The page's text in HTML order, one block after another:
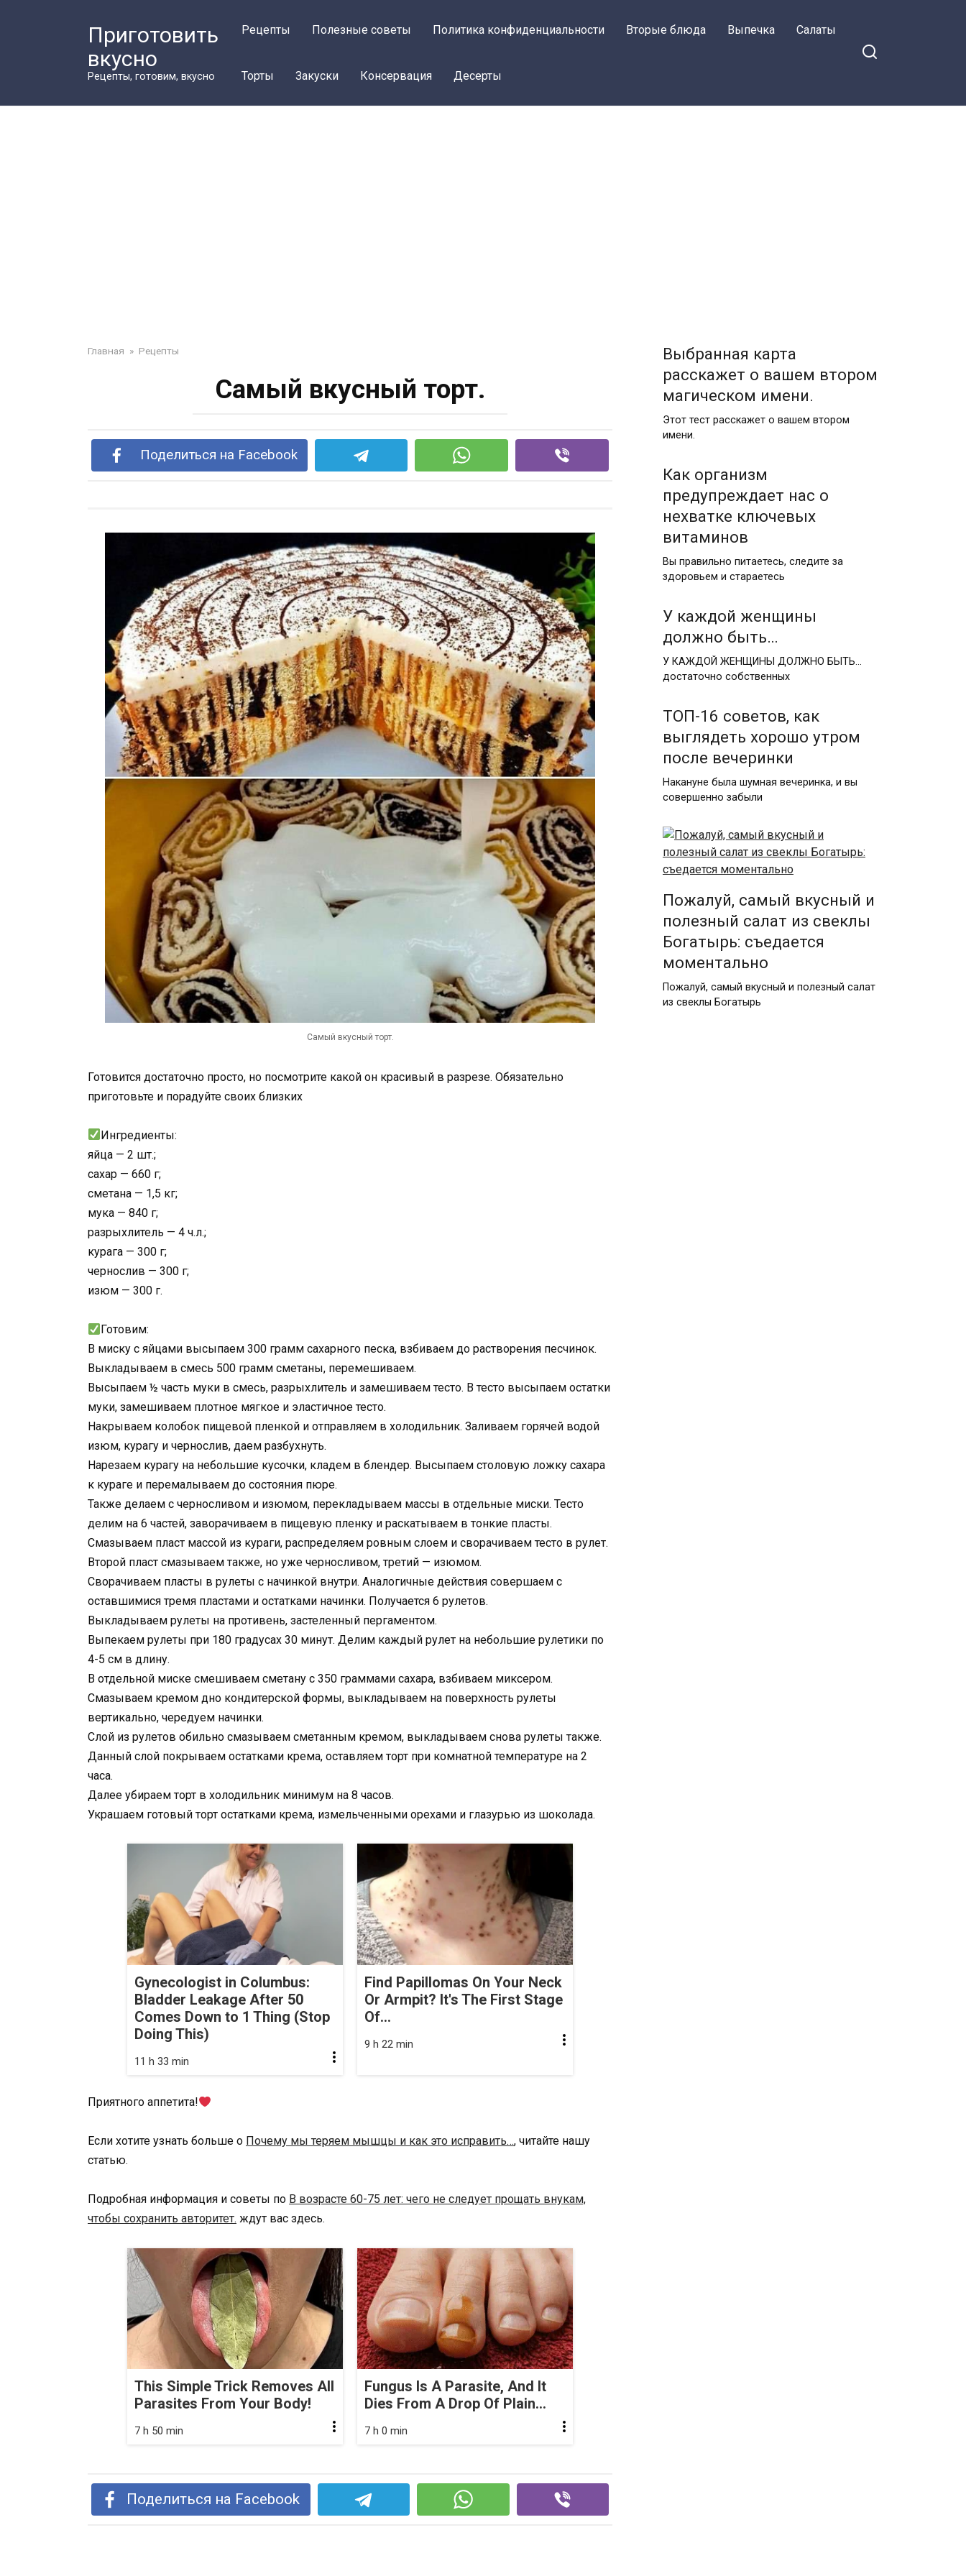
Приготовить
вкусно
Рецепты, готовим, вкусно
Рецепты Полезные советы Политика конфиденциальности Вторые блюда Выпечка Салаты
Торты Закуски Консервация Десерты
Главная » Рецепты
Самый вкусный торт.
Поделиться на Facebook
Самый вкусный торт.
Готовится достаточно просто, но посмотрите какой он красивый в разрезе. Обязательно
приготовьте и порадуйте своих близких
Ингредиенты:
яйца — 2 шт.;
сахар — 660 г;
сметана — 1,5 кг;
мука — 840 г;
разрыхлитель — 4 ч.л.;
курага — 300 г;
чернослив — 300 г;
изюм — 300 г.
Готовим:
В миску с яйцами высыпаем 300 грамм сахарного песка, взбиваем до растворения песчинок.
Выкладываем в смесь 500 грамм сметаны, перемешиваем.
Высыпаем ½ часть муки в смесь, разрыхлитель и замешиваем тесто. В тесто высыпаем остатки
муки, замешиваем плотное мягкое и эластичное тесто.
Накрываем колобок пищевой пленкой и отправляем в холодильник. Заливаем горячей водой
изюм, курагу и чернослив, даем разбухнуть.
Нарезаем курагу на небольшие кусочки, кладем в блендер. Высыпаем столовую ложку сахара
к кураге и перемалываем до состояния пюре.
Также делаем с черносливом и изюмом, перекладываем массы в отдельные миски. Тесто
делим на 6 частей, заворачиваем в пищевую пленку и раскатываем в тонкие пласты.
Смазываем пласт массой из кураги, распределяем ровным слоем и сворачиваем тесто в рулет.
Второй пласт смазываем также, но уже черносливом, третий — изюмом.
Сворачиваем пласты в рулеты с начинкой внутри. Аналогичные действия совершаем с
оставшимися тремя пластами и остатками начинки. Получается 6 рулетов.
Выкладываем рулеты на противень, застеленный пергаментом.
Выпекаем рулеты при 180 градусах 30 минут. Делим каждый рулет на небольшие рулетики по
4-5 см в длину.
В отдельной миске смешиваем сметану с 350 граммами сахара, взбиваем миксером.
Смазываем кремом дно кондитерской формы, выкладываем на поверхность рулеты
вертикально, чередуем начинки.
Слой из рулетов обильно смазываем сметанным кремом, выкладываем снова рулеты также.
Данный слой покрываем остатками крема, оставляем торт при комнатной температуре на 2
часа.
Далее убираем торт в холодильник минимум на 8 часов.
Украшаем готовый торт остатками крема, измельченными орехами и глазурью из шоколада.
Gynecologist in Columbus:
Bladder Leakage After 50
Comes Down to 1 Thing (Stop
Doing This)
11 h 33 min
Find Papillomas On Your Neck
Or Armpit? It's The First Stage
Of...
9 h 22 min
Приятного аппетита!
Если хотите узнать больше о Почему мы теряем мышцы и как это исправить…, читайте нашу
статью.
Подробная информация и советы по В возрасте 60-75 лет: чего не следует прощать внукам,
чтобы сохранить авторитет. ждут вас здесь.
This Simple Trick Removes All
Parasites From Your Body!
7 h 50 min
Fungus Is A Parasite, And It
Dies From A Drop Of Plain...
7 h 0 min
Поделиться на Facebook
Выбранная карта
расскажет о вашем втором
магическом имени.
Этот тест расскажет о вашем втором
имени.
Как организм
предупреждает нас о
нехватке ключевых
витаминов
Вы правильно питаетесь, следите за
здоровьем и стараетесь
У каждой женщины
должно быть…
У КАЖДОЙ ЖЕНЩИНЫ ДОЛЖНО БЫТЬ…
достаточно собственных
ТОП-16 советов, как
выглядеть хорошо утром
после вечеринки
Накануне была шумная вечеринка, и вы
совершенно забыли
Пожалуй, самый вкусный и
полезный салат из свеклы
Богатырь: съедается
моментально
Пожалуй, самый вкусный и полезный салат
из свеклы Богатырь